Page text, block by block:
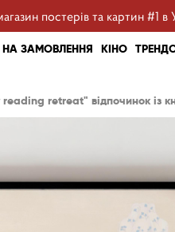
постерів та картин #1 в
НА ЗАМОВЛЕННЯ КІНО
retreat" відпочинок із